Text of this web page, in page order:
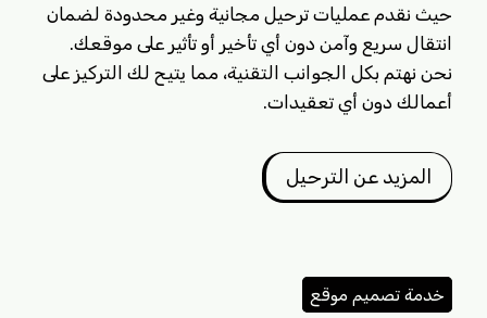
حيث نقدم عمليات ترحيل مجانية وغير محدودة لضمان
انتقال سريع وآمن دون أي تأخير أو تأثير على موقعك.
نحن نهتم بكل الجوانب التقنية، مما يتيح لك التركيز على
أعمالك دون أي تعقيدات.
المزيد عن الترحيل
خدمة تصميم موقع